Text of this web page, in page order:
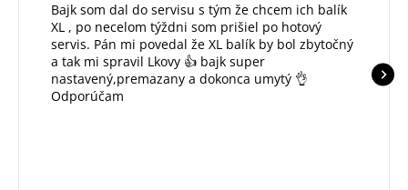
Bajk som dal do servisu s tým že chcem ich balík
XL , po necelom týždni som prišiel po hotový
servis. Pán mi povedal že XL balík by bol zbytočný
a tak mi spravil Lkovy 👍 bajk super
nastavený,premazany a dokonca umytý 👌
Odporúčam